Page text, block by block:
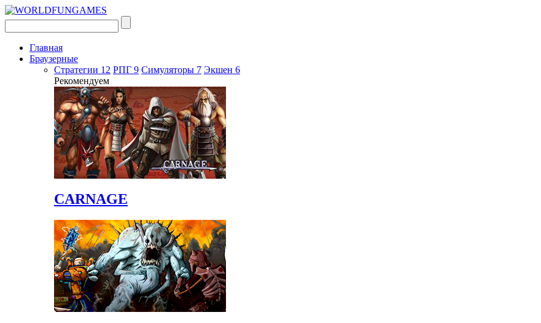
Главная
Браузерные
Стратегии 12 РПГ 9 Симуляторы 7 Экшен 6
Рекомендуем
CARNAGE